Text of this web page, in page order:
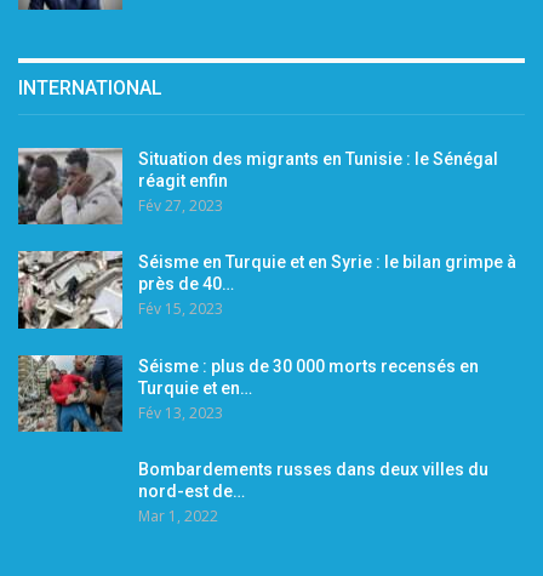
INTERNATIONAL
Situation des migrants en Tunisie : le Sénégal
réagit enfin
Fév 27, 2023
Séisme en Turquie et en Syrie : le bilan grimpe à
près de 40…
Fév 15, 2023
Séisme : plus de 30 000 morts recensés en
Turquie et en…
Fév 13, 2023
Bombardements russes dans deux villes du
nord-est de…
Mar 1, 2022